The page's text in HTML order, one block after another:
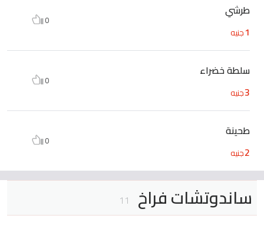
طرشي
1جنيه
0
سلطة خضراء
3جنيه
0
طحينة
2جنيه
0
ساندوتشات فراخ 11